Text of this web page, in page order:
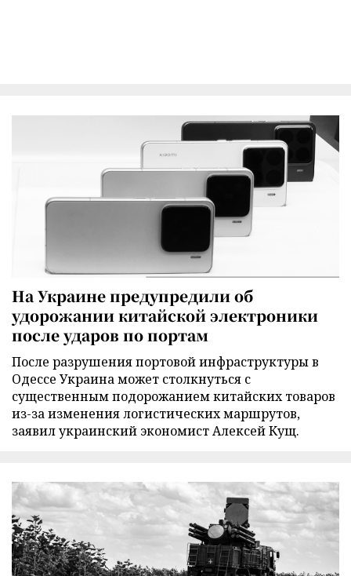
На Украине предупредили об
удорожании китайской электроники
после ударов по портам
После разрушения портовой инфраструктуры в
Одессе Украина может столкнуться с
существенным подорожанием китайских товаров
из-за изменения логистических маршрутов,
заявил украинский экономист Алексей Кущ.